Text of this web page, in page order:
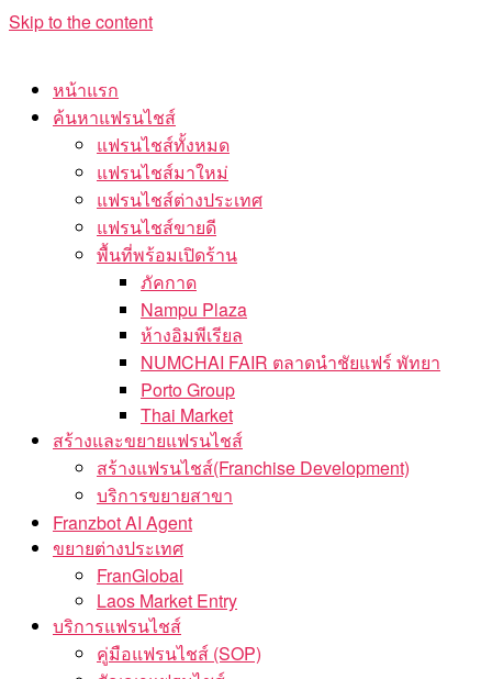
Skip to the content
หน้าแรก
ค้นหาแฟรนไชส์
แฟรนไชส์ทั้งหมด
แฟรนไชส์มาใหม่
แฟรนไชส์ต่างประเทศ
แฟรนไชส์ขายดี
พื้นที่พร้อมเปิดร้าน
ภัคกาด
Nampu Plaza
ห้างอิมพีเรียล
NUMCHAI FAIR ตลาดนำชัยแฟร์ พัทยา
Porto Group
Thai Market
สร้างและขยายแฟรนไชส์
สร้างแฟรนไชส์(Franchise Development)
บริการขยายสาขา
Franzbot AI Agent
ขยายต่างประเทศ
FranGlobal
Laos Market Entry
บริการแฟรนไชส์
คู่มือแฟรนไชส์ (SOP)